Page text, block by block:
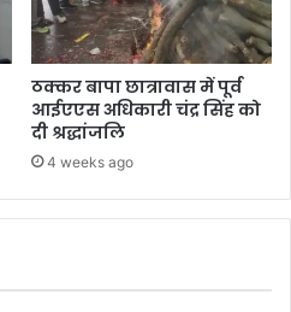
ठक्कर बापा छात्रावास में पूर्व
आईएएस अधिकारी चंद्र सिंह को
दी श्रद्धांजलि
4 weeks ago